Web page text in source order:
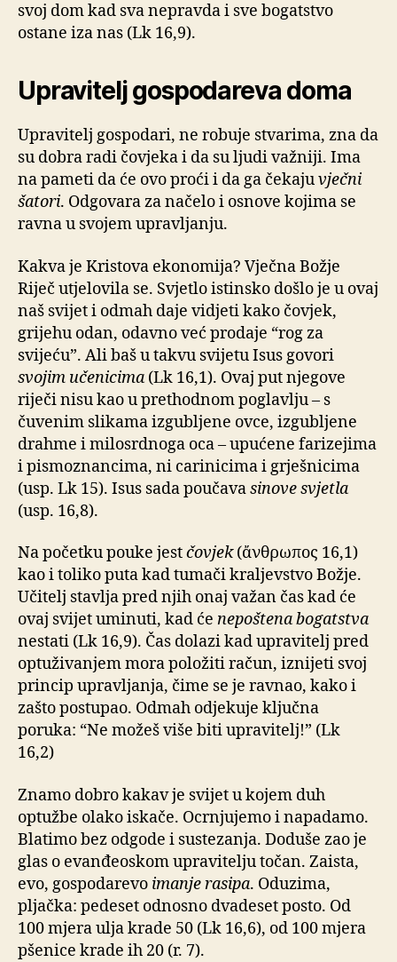
svoj dom kad sva nepravda i sve bogatstvo
ostane iza nas (Lk 16,9).
Upravitelj gospodareva doma
Upravitelj gospodari, ne robuje stvarima, zna da
su dobra radi čovjeka i da su ljudi važniji. Ima
na pameti da će ovo proći i da ga čekajuvječni
šatori. Odgovara za načelo i osnove kojima se
ravna u svojem upravljanju.
Kakva je Kristova ekonomija? Vječna Božje
Riječ utjelovila se. Svjetlo istinsko došlo je u ovaj
naš svijet i odmah daje vidjeti kako čovjek,
grijehu odan, odavno već prodaje “rog za
svijeću”. Ali baš u takvu svijetu Isus govori
svojim učenicima (Lk 16,1). Ovaj put njegove
riječi nisu kao u prethodnom poglavlju – s
čuvenim slikama izgubljene ovce, izgubljene
drahme i milosrdnoga oca – upućene farizejima
i pismoznancima, ni carinicima i grješnicima
(usp. Lk 15). Isus sada poučavasinove svjetla
(usp. 16,8).
Na početku pouke jestčovjek(ἄνθρωπος 16,1)
kao i toliko puta kad tumači kraljevstvo Božje.
Učitelj stavlja pred njih onaj važan čas kad će
ovaj svijet uminuti, kad će nepoštena bogatstva
nestati (Lk 16,9). Čas dolazi kad upravitelj pred
optuživanjem mora položiti račun, iznijeti svoj
princip upravljanja, čime se je ravnao, kako i
zašto postupao. Odmah odjekuje ključna
poruka: “Ne možeš više biti upravitelj!” (Lk
16,2)
Znamo dobro kakav je svijet u kojem duh
optužbe olako iskače. Ocrnjujemo i napadamo.
Blatimo bez odgode i sustezanja. Doduše zao je
glas o evanđeoskom upravitelju točan. Zaista,
evo, gospodarevo imanje rasipa. Oduzima,
pljačka: pedeset odnosno dvadeset posto. Od
100 mjera ulja krade 50 (Lk 16,6), od 100 mjera
pšenice krade ih 20 (r. 7).